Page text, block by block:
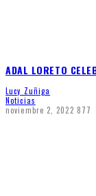
ADAL LORETO
Lucy Zuñiga
Noticias
noviembre 2, 2022 877